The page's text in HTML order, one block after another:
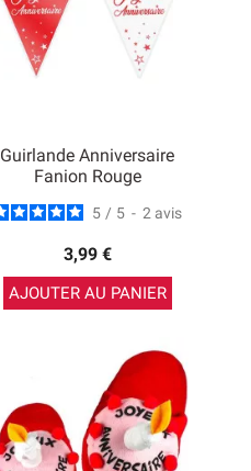
Guirlande Anniversaire
Fanion Rouge
5 / 5 - 2 avis
3,99 €
AJOUTER AU PANIER